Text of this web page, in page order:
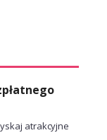
atrakcyjne